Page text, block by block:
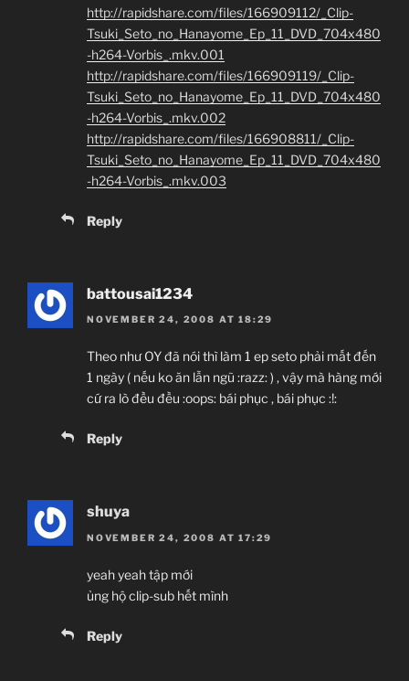
http://rapidshare.com/files/166909112/_Clip-
Tsuki_Seto_no_Hanayome_Ep_11_DVD_704x480
-h264-Vorbis_.mkv.001
http://rapidshare.com/files/166909119/_Clip-
Tsuki_Seto_no_Hanayome_Ep_11_DVD_704x480
-h264-Vorbis_.mkv.002
http://rapidshare.com/files/166908811/_Clip-
Tsuki_Seto_no_Hanayome_Ep_11_DVD_704x480
-h264-Vorbis_.mkv.003
Reply
battousai1234
NOVEMBER 24, 2008 AT 18:29
Theo như OY đã nói thì làm 1 ep seto phải mất đến
1 ngày ( nếu ko ăn lẫn ngũ :razz: ) , vậy mà hàng mới
cứ ra lò đều đều :oops: bái phục , bái phục :!:
Reply
shuya
NOVEMBER 24, 2008 AT 17:29
yeah yeah tập mới
ủng hộ clip-sub hết mình
Reply